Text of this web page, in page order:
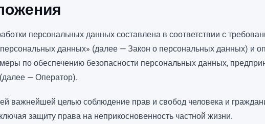
персональных данных составлена в соответствии с
данных» (далее — Закон о персональных данных) и
по обеспечению безопасности персональных данных,
— Оператор).
важнейшей целью соблюдение прав и свобод человека и
защиту права на неприкосновенность частной жизни.